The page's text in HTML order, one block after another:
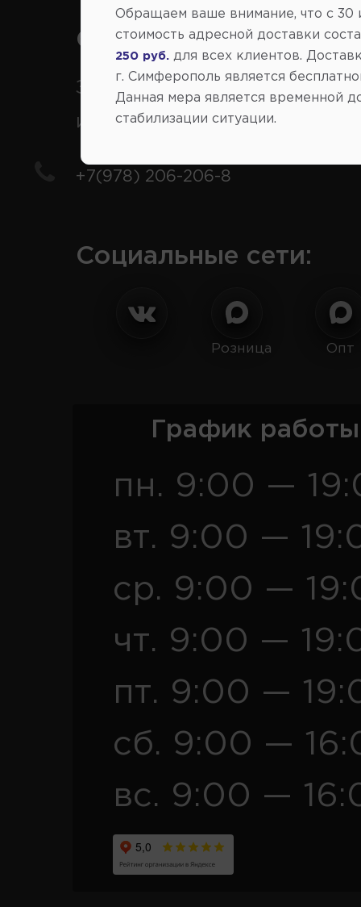
Справочный центр:
Заказ шин, дисков,
иномарки
+7(978) 206-206-8
Социальные сети:
Розница Опт
График
пн. 9:00 —
вт. 9:00 —
ср. 9:00 —
чт. 9:00 —
пт. 9:00 —
сб. 9:00 —
вс. 9:00 —
Обращаем ваше внимание, что c 30
стоимость адресной доставки
250 руб. для всех клиентов.
г. Симферополь является
Данная мера является временной
стабилизации ситуации.